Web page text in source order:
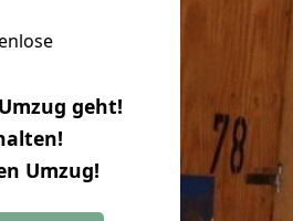
geht!
Umzug!